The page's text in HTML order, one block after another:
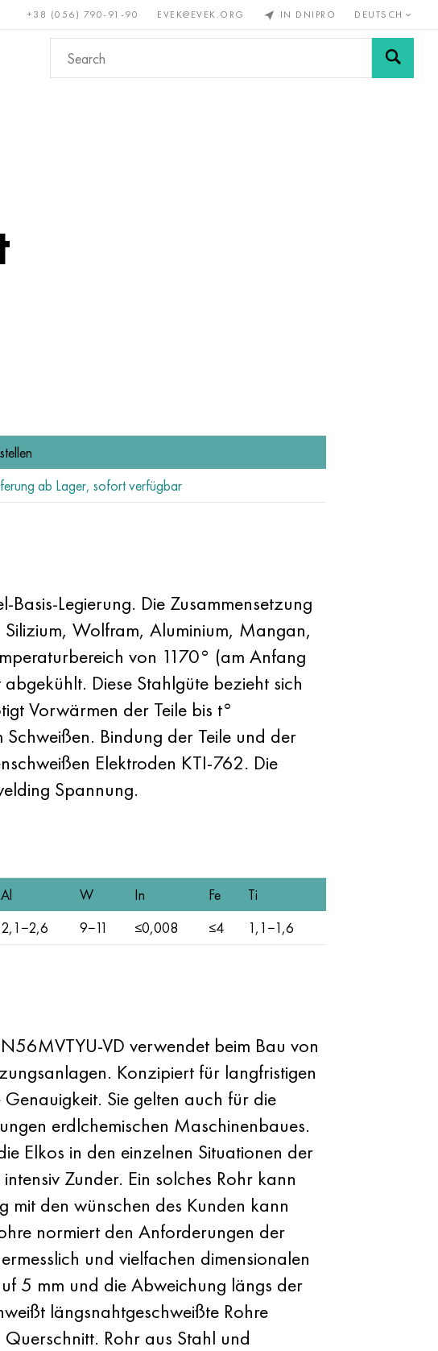
+38 (056) 790-91-90 EVEK@EVEK.ORG IN DNIPRO DEUTSCH
Nichteisenmetalle Stahl Drahtgewebe &
ab Lager, sofort verfügbar
Legierung. Die Zusammensetzung
Wolfram, Aluminium, Mangan,
von 1170° (am Anfang
Diese Stahlgüte bezieht sich
Vorwärmen der Teile bis t°
Bindung der Teile und der
Elektroden KTI-762. Die
Spannung.
Al W In Fe
Ti
2,1−2,6 9−11 ≤0,008 ≤4 1,1−1,6
VD verwendet beim Bau von
Konzipiert für langfristigen
Sie gelten auch für die
erdlchemischen Maschinenbaues.
Elkos in den einzelnen Situationen der
Zunder. Ein solches Rohr kann
mit den wünschen des Kunden kann
normiert den Anforderungen der
und vielfachen dimensionalen
5 mm und die Abweichung längs der
längsnahtgeschweißte Rohre
Rohr aus Stahl und